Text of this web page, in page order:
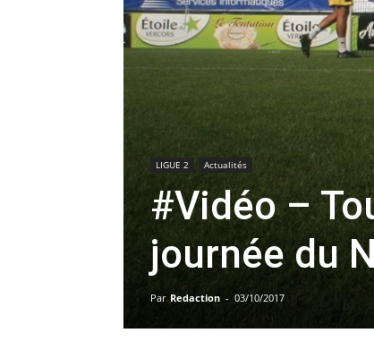
LIGUE 2 Actualités
#Vidéo –
journée du
Par Redaction - 03/10/2017